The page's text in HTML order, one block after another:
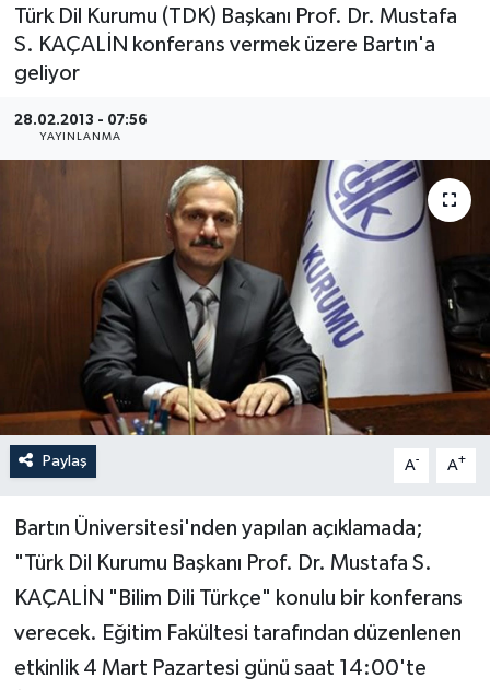
Türk Dil Kurumu (TDK) Başkanı Prof. Dr. Mustafa
S. KAÇALİN konferans vermek üzere Bartın'a
geliyor
28.02.2013 - 07:56
YAYINLANMA
Paylaş A- A+
Bartın Üniversitesi'nden yapılan açıklamada;
"Türk Dil Kurumu Başkanı Prof. Dr. Mustafa S.
KAÇALİN "Bilim Dili Türkçe" konulu bir konferans
verecek. Eğitim Fakültesi tarafından düzenlenen
etkinlik 4 Mart Pazartesi günü saat 14:00'te
Medya
Siyaset
Spor
Tarım
Turizm
Yerel Yönetimler
DÜNYA